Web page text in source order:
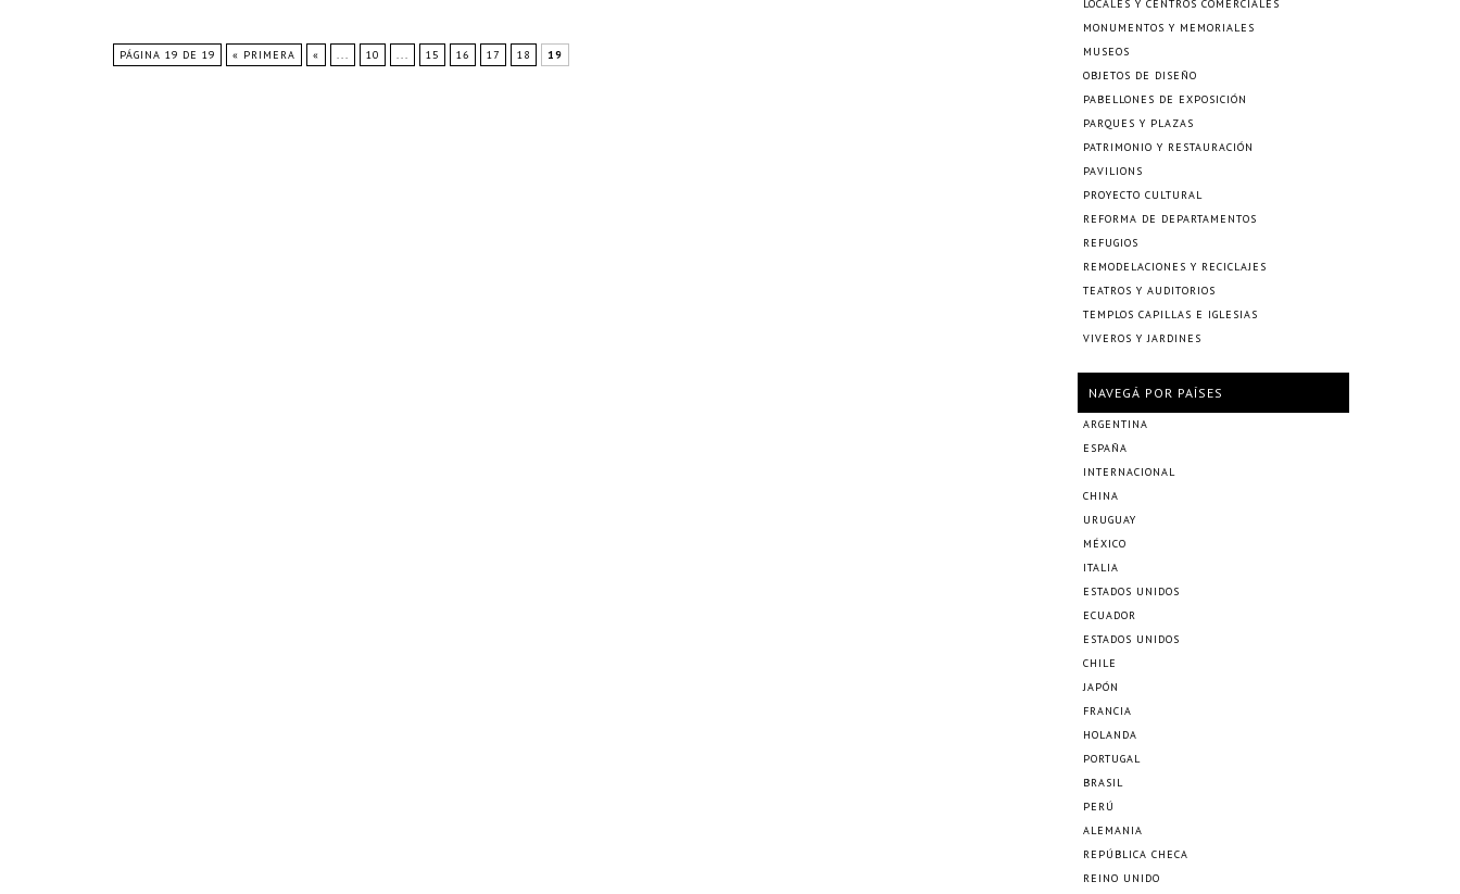
PÁGINA 19 DE 19 « PRIMERA « ... 10 ... 15 16 17 18 19
LOCALES Y CENTROS COMERCIALES
MONUMENTOS Y MEMORIALES
MUSEOS
OBJETOS DE DISEÑO
PABELLONES DE EXPOSICIÓN
PARQUES Y PLAZAS
PATRIMONIO Y RESTAURACIÓN
PAVILIONS
PROYECTO CULTURAL
REFORMA DE DEPARTAMENTOS
REFUGIOS
REMODELACIONES Y RECICLAJES
TEATROS Y AUDITORIOS
TEMPLOS CAPILLAS E IGLESIAS
VIVEROS Y JARDINES
NAVEGÁ POR PAÍSES
ARGENTINA
ESPAÑA
INTERNACIONAL
CHINA
URUGUAY
MÉXICO
ITALIA
ESTADOS UNIDOS
ECUADOR
ESTADOS UNIDOS
CHILE
JAPÓN
FRANCIA
HOLANDA
PORTUGAL
BRASIL
PERÚ
ALEMANIA
REPÚBLICA CHECA
REINO UNIDO